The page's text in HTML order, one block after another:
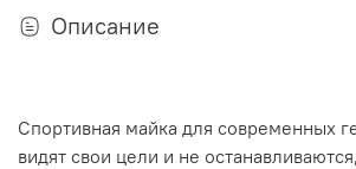
Описание
Спортивная майка для современных
видят свои цели и не